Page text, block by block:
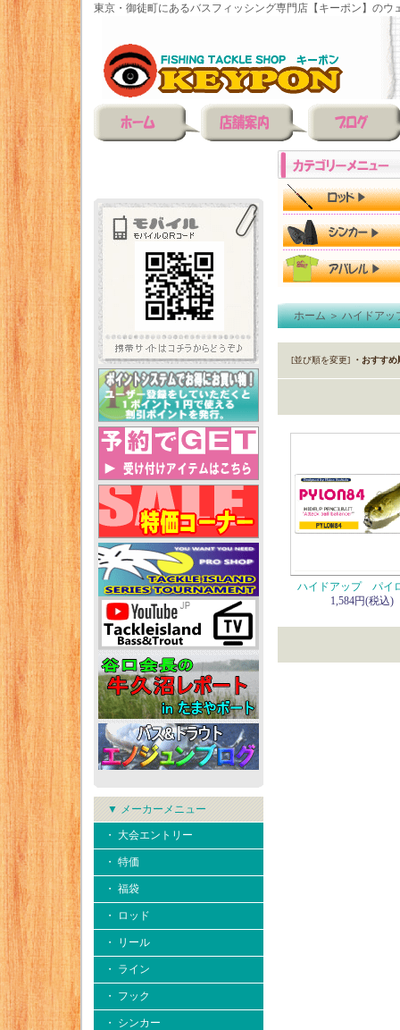
東京・御徒町にあるバスフィッシング専門店【キーポン】のウ
▼ メーカーメニュー
・ 大会エントリー
・ 特価
・ 福袋
・ ロッド
・ リール
・ ライン
・ フック
・ シンカー
ホーム＞ハイドアッ
[並び順を変更] ・おすすめ
ハイドアップ パイ
1,584円(税込)